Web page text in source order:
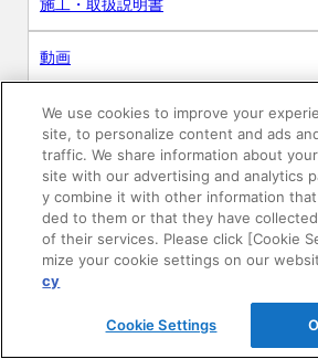
施工・取扱説明書
動画
シミュレーションツール
24時間換気システム〈エアスマート〉
簡易設計見積ソフト
R&Dセンター環境測定・分析サービス
商品マスター申し込み
We use cookies to improve your
site, to personalize content and ads
traffic. We share information about
site with our advertising and analytics
y combine it with other information
ded to them or that they have
of their services. Please click [Cookie
mize your cookie settings on our
cy
Cookie Settings